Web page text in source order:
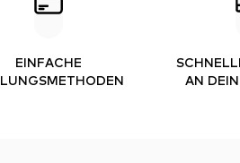
EINFACHE
AN